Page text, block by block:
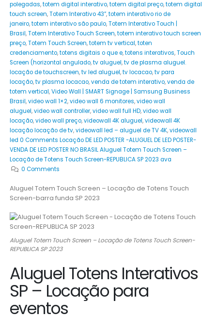
polegadas,totem digital interativo,totem digital preço,totem digital
touch screen,Totem Interativo 43”,totem interativo rio de
janeiro,totem interativo são paulo,Totem Interativo Touch |
Brasil,Totem Interativo Touch Screen,totem interativo touch screen
preço,Totem Touch Screen,totem tv vertical,toten
credenciamento,totens digitais o que e,totens interativos,Touch
Screen (horizontal angulado,tv aluguel,tv de plasma aluguel.
locação de touchscreen,tv led aluguel,tv locacao,tv para
locação,tv plasma locacao,venda de totem interativo,venda de
totem vertical,Video Wall | SMART Signage | Samsung Business
Brasil,video wall 1×2,video wall 6 monitores,video wall
aluguel,video wall controller,video wall full HD,video wall
locação,video wall preço,videowall 4K aluguel,videowall 4K
locação locação de tv,videowall led – aluguel de TV 4K,videowall
led 0 Comments Locação DE LED POSTER -ALUGUEL DE LED POSTER-
VENDA DE LED POSTER NO BRASIL Aluguel Totem Touch Screen –
Locação de Totens Touch Screen-REPUBLICA SP 2023 ava
0 Comments
Aluguel Totem Touch Screen – Locação de Totens Touch
Screen-barra funda SP 2023
Aluguel Totem Touch Screen – Locação de Totens Touch Screen-
REPUBLICA SP 2023
Aluguel Totens Interativos
SP – Locação para
eventos